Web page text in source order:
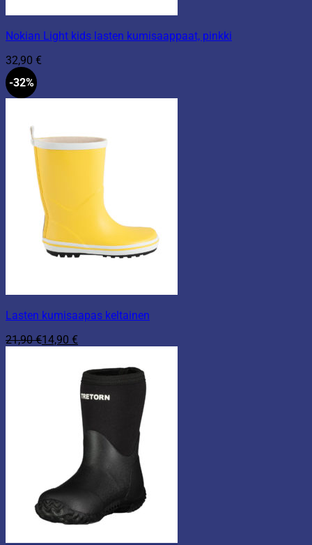
Nokian Light kids lasten kumisaappaat, pinkki
32,90 €
-32%
Lasten kumisaapas keltainen
21,90€14,90 €